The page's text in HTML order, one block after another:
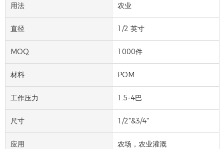
用法 农业
直径 1/2 英寸
MOQ 1000件
材料 POM
工作压力 1.5-4巴
尺寸 1/2"&3/4''
应用 农场，农业灌溉